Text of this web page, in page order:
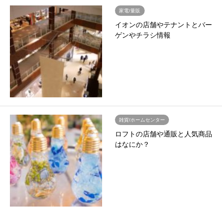
家電/量販
イオンの店舗やテナントとバー
ゲンやチラシ情報
雑貨/ホームセンター
ロフトの店舗や通販と人気商品
はなにか？